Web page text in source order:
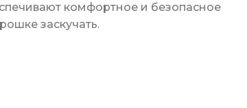
комфортное и безопасное
заскучать.